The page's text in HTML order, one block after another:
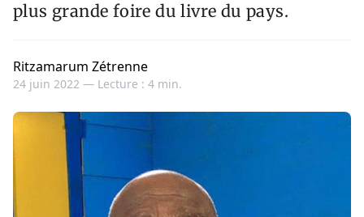
plus grande foire du livre du pays.
Ritzamarum Zétrenne
24 juin 2022 — Lecture : 4 min.